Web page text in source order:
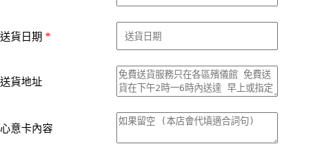
送貨日期 *
送貨地址
心意卡內容